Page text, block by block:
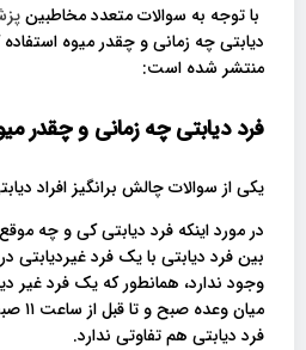
با توجه به سوالات متعدد مخاطبین
دیابتی چه زمانی و چقدر میوه
منتشر شده است:
فرد دیابتی چه زمانی و چقدر
یکی از سوالات چالش برانگیز افراد
در مورد اینکه فرد دیابتی کی و چه
بین فرد دیابتی با یک فرد غیردیابتی
وجود ندارد، همانطور که یک فرد غیر
میان
فرد دیابتی هم تفاوتی ندارد.